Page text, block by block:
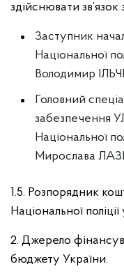
здійснювати
Заступник
Національної
Володимир
Головний
забезпечення
Національної
Мирослава
1.5. Розпорядник
Національної
2. Джерело
бюджету України.